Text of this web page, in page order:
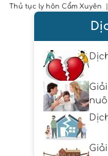
Thủ tục ly hôn Cẩm Xuyên |